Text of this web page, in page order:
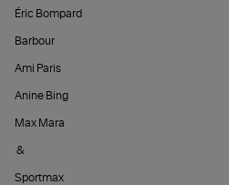
Éric Bompard
Barbour
Ami Paris
Anine Bing
Max Mara
&
Sportmax